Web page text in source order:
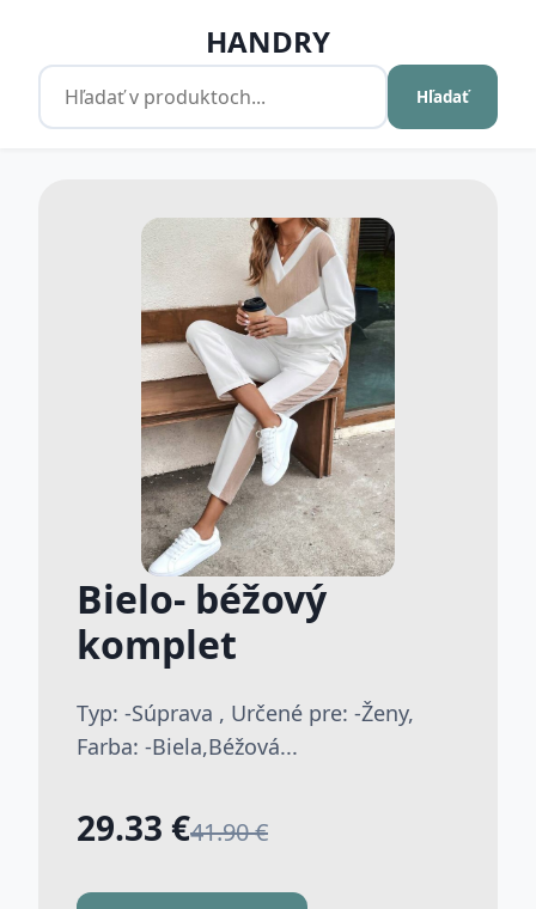
HANDRY
Hľadať
Bielo- béžový
komplet
Typ: -Súprava , Určené pre: -Ženy,
Farba: -Biela,Béžová...
29.33 €41.90 €